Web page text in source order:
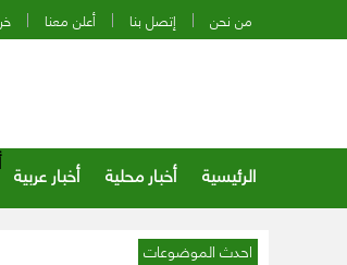
من نحن إتصل بنا أعلن معنا
الرئيسية أخبار محلية أخبار عربية
احدث الموضوعات